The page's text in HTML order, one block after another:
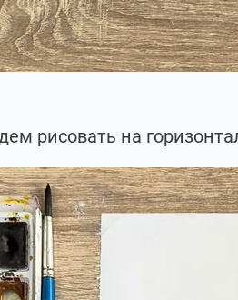
рисовать на